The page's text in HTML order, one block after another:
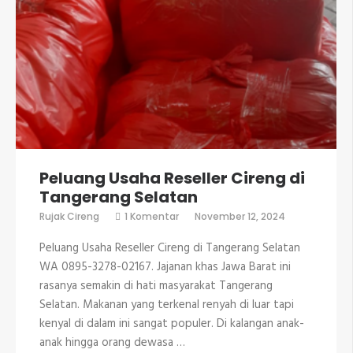
Peluang Usaha Reseller Cireng di
Tangerang Selatan
Rujak Cireng 1 Komentarpada
Reseller
Cireng
di
Tangerang
Selatan
November 12, 2024
Peluang Usaha Reseller Cireng di Tangerang Selatan
WA 0895-3278-02167. Jajanan khas Jawa Barat ini
rasanya semakin di hati masyarakat Tangerang
Selatan. Makanan yang terkenal renyah di luar tapi
kenyal di dalam ini sangat populer. Di kalangan anak-
anak hingga orang dewasa …